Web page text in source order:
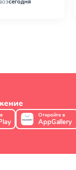
Откройте в
AppGallery